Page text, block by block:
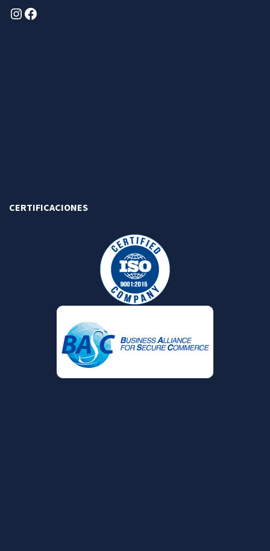
Instagram
Facebook
CERTIFICACIONES